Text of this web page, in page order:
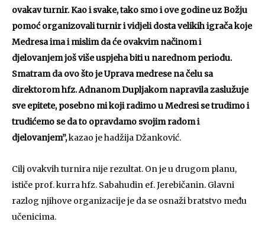
ovakav turnir. Kao i svake, tako smo i ove godine uz Božju
pomoć organizovali turnir i vidjeli dosta velikih igrača koje
Medresa ima i mislim da će ovakvim načinom i
djelovanjem još više uspjeha biti u narednom periodu.
Smatram da ovo što je Uprava medrese na čelu sa
direktorom hfz. Adnanom Dupljakom napravila zaslužuje
sve epitete, posebno mi koji radimo u Medresi se trudimo i
trudićemo se da to opravdamo svojim radom i
djelovanjem”,kazao je hadžija Džanković.
Cilj ovakvih turnira nije rezultat. On je u drugom planu,
ističe prof. kurra hfz. Sabahudin ef. Jerebičanin. Glavni
razlog njihove organizacije je da se osnaži bratstvo među
učenicima.